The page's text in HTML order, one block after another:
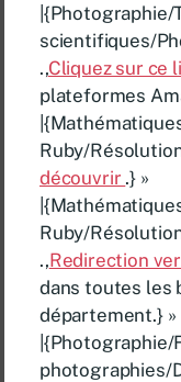
|{Photographie/
scientifiques/
.,Cliquez sur ce
plateformes
Ruby/
découvrir .} »
Ruby/
.,Redirection
dans toutes les
département.} »
photographies/